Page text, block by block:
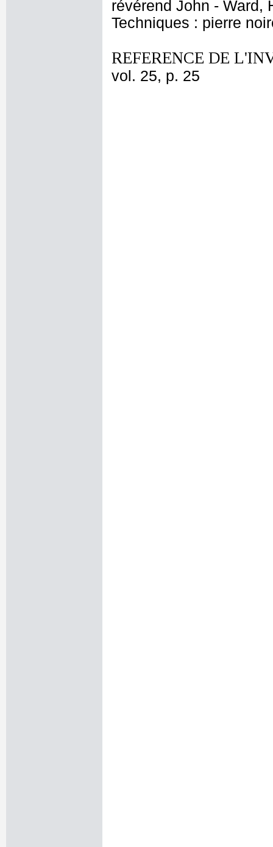
révérend John - Ward,
Techniques : pierre
REFERENCE DE
vol. 25, p. 25